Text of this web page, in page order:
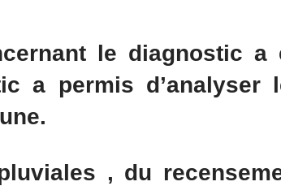
le diagnostic a
a permis d’analyser
, du